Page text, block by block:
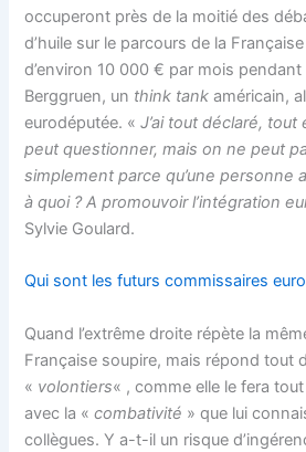
occuperont près de la moitié des
d’huile sur le parcours de la
d’environ 10 000 € par mois
Berggruen, un think tank américain,
eurodéputée. «J’ai tout déclaré, tout
peut questionner, mais on ne peut
simplement parce qu’une personne
à quoi ? A promouvoir l’intégration
Sylvie Goulard.
Qui sont les futurs commissaires
Quand l’extrême droite répète la
Française soupire, mais répond tout
« volontiers« , comme elle le fera
avec la «combativité » que lui
collègues. Y a-t-il un risque